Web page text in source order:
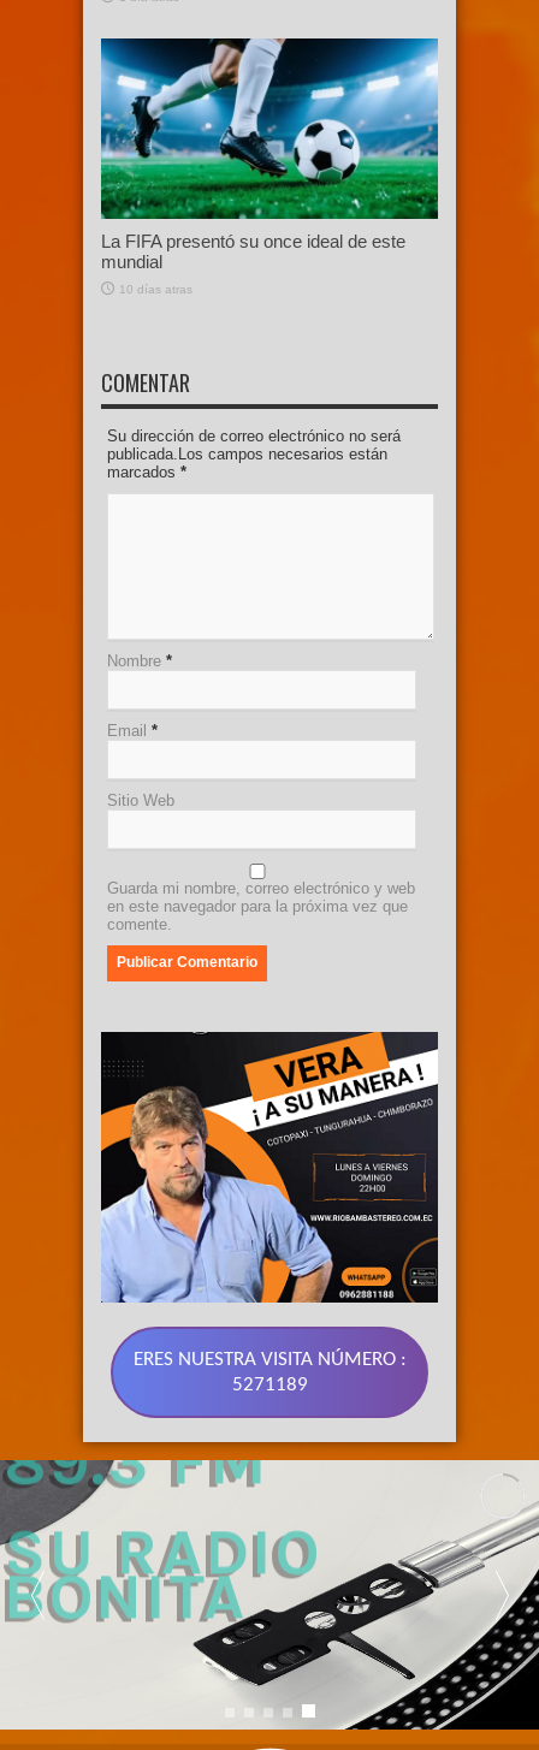
La FIFA presentó su once ideal de este
mundial
10 días atras
COMENTAR
Su dirección de correo electrónico no será
publicada.Los campos necesarios están
marcados *
Nombre *
Email *
Sitio Web
Guarda mi nombre, correo electrónico y web
en este navegador para la próxima vez que
comente.
ERES NUESTRA VISITA NÚMERO :
5271189
89.3 FM
SU RADIO
BONITA